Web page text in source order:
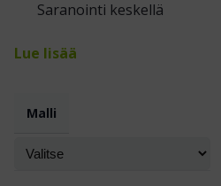
Saranointi keskellä
Lue lisää
Malli